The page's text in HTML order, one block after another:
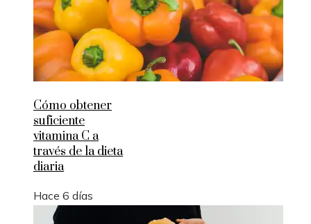
Cómo obtener
suficiente
vitamina C a
través de la dieta
diaria
Hace 6 días